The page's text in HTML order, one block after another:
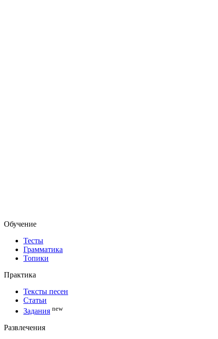
Обучение
Тесты
Грамматика
Топики
Практика
Тексты песен
Статьи
Задания new
Развлечения